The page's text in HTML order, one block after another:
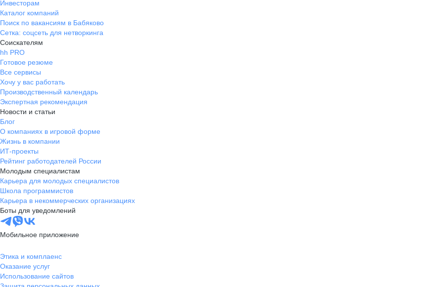
Инвесторам
Каталог компаний
Поиск по вакансиям в Бабяково
Сетка: соцсеть для нетворкинга
Соискателям
hh PRO
Готовое резюме
Все сервисы
Хочу у вас работать
Производственный календарь
Экспертная рекомендация
Новости и статьи
Блог
О компаниях в игровой форме
Жизнь в компании
ИТ-проекты
Рейтинг работодателей России
Молодым специалистам
Карьера для молодых специалистов
Школа программистов
Карьера в некоммерческих организациях
Боты для уведомлений
Мобильное приложение
Этика и комплаенс
Оказание услуг
Использование сайтов